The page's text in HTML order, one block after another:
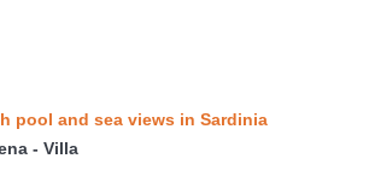
pool and sea views in Sardinia
- Villa